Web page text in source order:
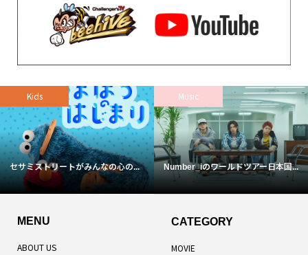
Kids
セサミストリートがみんなの心の...
Music
Number_iのワールドツアー日本国...
MENU
ABOUT US
CATEGORY
MOVIE